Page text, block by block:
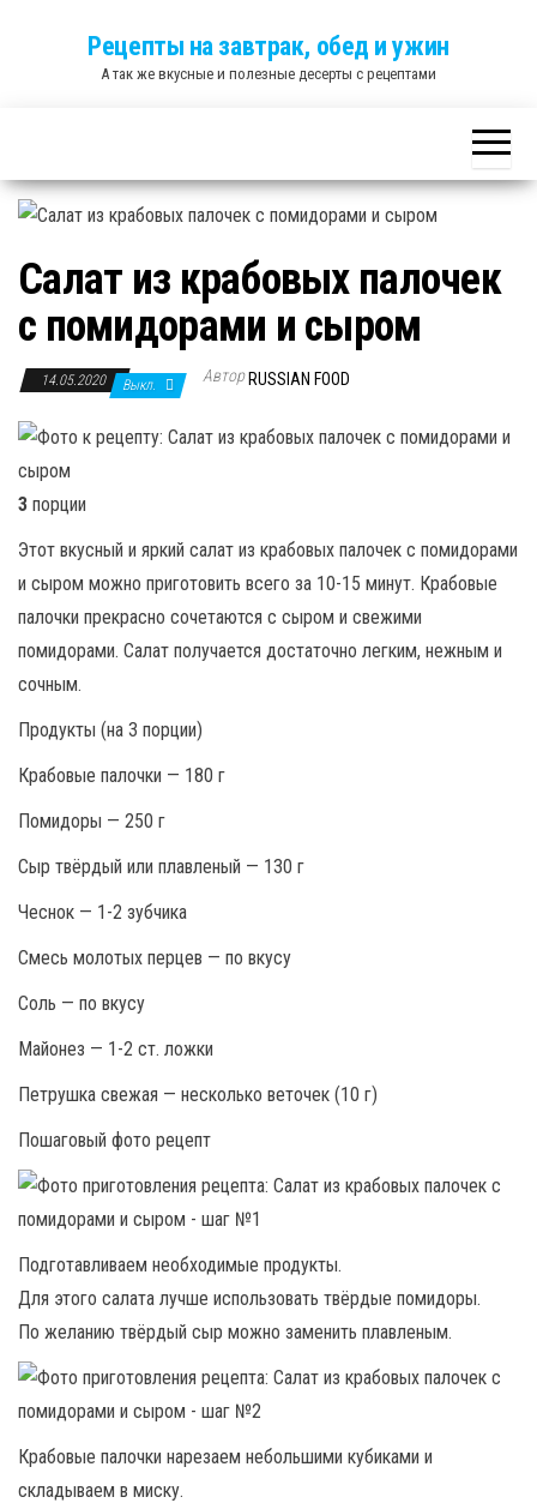
Рецепты на завтрак, обед и ужин
А так же вкусные и полезные десерты с рецептами
Салат из крабовых палочек
с помидорами и сыром
14.05.2020 Выкл. Автор RUSSIAN FOOD
3 порции
Этот вкусный и яркий салат из крабовых палочек с помидорами
и сыром можно приготовить всего за 10-15 минут. Крабовые
палочки прекрасно сочетаются с сыром и свежими
помидорами. Салат получается достаточно легким, нежным и
сочным.
Продукты (на 3 порции)
Крабовые палочки — 180 г
Помидоры — 250 г
Сыр твёрдый или плавленый — 130 г
Чеснок — 1-2 зубчика
Смесь молотых перцев — по вкусу
Соль — по вкусу
Майонез — 1-2 ст. ложки
Петрушка свежая — несколько веточек (10 г)
Пошаговый фото рецепт
Подготавливаем необходимые продукты.
Для этого салата лучше использовать твёрдые помидоры.
По желанию твёрдый сыр можно заменить плавленым.
Крабовые палочки нарезаем небольшими кубиками и
складываем в миску.